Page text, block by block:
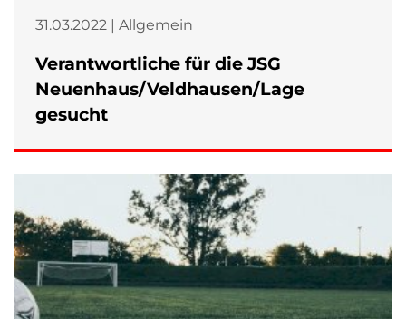
31.03.2022 | Allgemein
Verantwortliche für die JSG
Neuenhaus/Veldhausen/Lage
gesucht